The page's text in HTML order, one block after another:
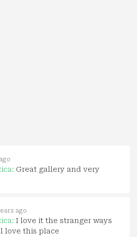
Great gallery and very
ago
I love it the stranger ways
love this place